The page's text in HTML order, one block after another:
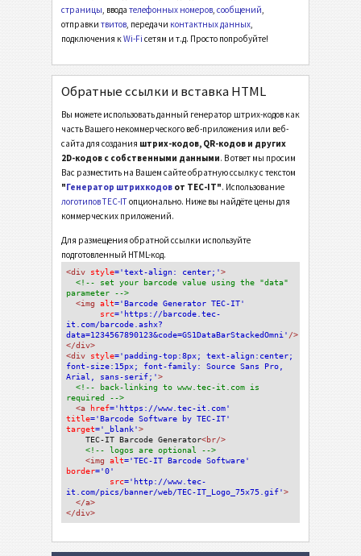
страницы, ввода телефонных номеров, сообщений,
отправки твитов, передачи контактных данных,
подключения кWi-Fi сетям и т.д. Просто попробуйте!
Обратные ссылки и вставка HTML
Вы можете использовать данный генератор штрих-кодов как
часть Вашего некоммерческого веб-приложения или веб-
сайта для создания штрих-кодов, QR-кодов и других
2D-кодов с собственными данными. В ответ мы просим
Вас разместить на Вашем сайте обратную ссылку с текстом
"Генератор штрихкодов от TEC-IT". Использование
логотипов TEC-ITопционально. Ниже вы найдёте цены для
коммерческих приложений.
Для размещения обратной ссылки используйте
подготовленный HTML-код.
<div style='text-align: center;'>
<!-- set your barcode value using the "data"
parameter -->
<img alt='Barcode Generator TEC-IT'
src='https://barcode.tec-
it.com/barcode.ashx?
data=1234567890123&code=GS1DataBarStackedOmni' />
</div>
<div style='padding-top:8px; text-align:center;
font-size:15px; font-family: Source Sans Pro,
Arial, sans-serif;'>
<!-- back-linking to www.tec-it.com is
required -->
<a href='https://www.tec-it.com'
title='Barcode Software by TEC-IT'
target='_blank'>
TEC-IT Barcode Generator<br/>
<!-- logos are optional -->
<img alt='TEC-IT Barcode Software'
border='0'
src='http://www.tec-
it.com/pics/banner/web/TEC-IT_Logo_75x75.gif'>
</a>
</div>